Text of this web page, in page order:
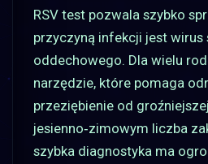
RSV test pozwala szybko
przyczyną infekcji jest wirus
oddechowego. Dla wielu
narzędzie, które pomaga
przeziębienie od
jesienno‑zimowym liczba
szybka diagnostyka ma